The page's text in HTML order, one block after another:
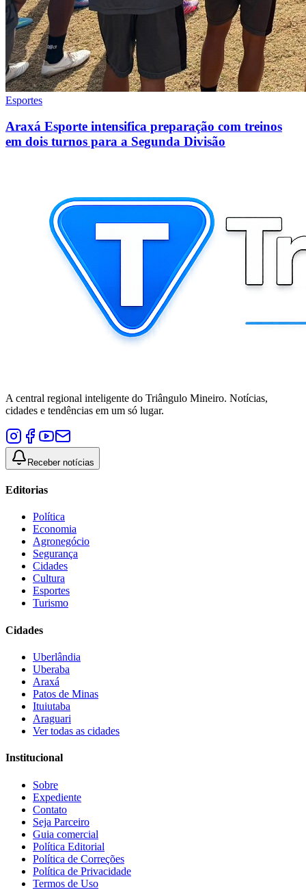
Esportes
Araxá Esporte intensifica preparação com treinos
em dois turnos para a Segunda Divisão
A central regional inteligente do Triângulo Mineiro. Notícias,
cidades e tendências em um só lugar.
Receber notícias
Editorias
Política
Economia
Agronegócio
Segurança
Cidades
Cultura
Esportes
Turismo
Cidades
Uberlândia
Uberaba
Araxá
Patos de Minas
Ituiutaba
Araguari
Ver todas as cidades
Institucional
Sobre
Expediente
Contato
Seja Parceiro
Guia comercial
Política Editorial
Política de Correções
Política de Privacidade
Termos de Uso